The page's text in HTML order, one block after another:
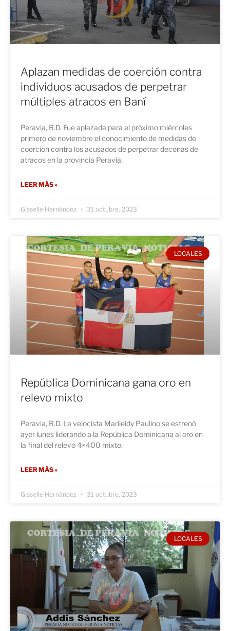
Aplazan medidas de coerción contra
individuos acusados de perpetrar
múltiples atracos en Baní
Peravia, R.D. Fue aplazada para el próximo miércoles
primero de noviembre el conocimiento de medidas de
coerción contra los acusados de perpetrar decenas de
atracos en la provincia Peravia.
LEER MÁS »
Gisselle Hernández 31 octubre, 2023
LOCALES
República Dominicana gana oro en
relevo mixto
Peravia, R.D. La velocista Marileidy Paulino se estrenó
ayer lunes liderando a la República Dominicana al oro en
la final del relevo 4×400 mixto.
LEER MÁS »
Gisselle Hernández 31 octubre, 2023
LOCALES